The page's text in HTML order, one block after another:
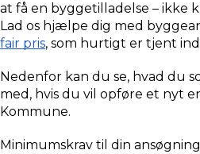
at få en byggetilladelse – ikke
Lad os hjælpe dig med
fair pris, som hurtigt er tjent
Nedenfor kan du se, hvad du
med, hvis du vil opføre et nyt
Kommune.
Minimumskrav til din